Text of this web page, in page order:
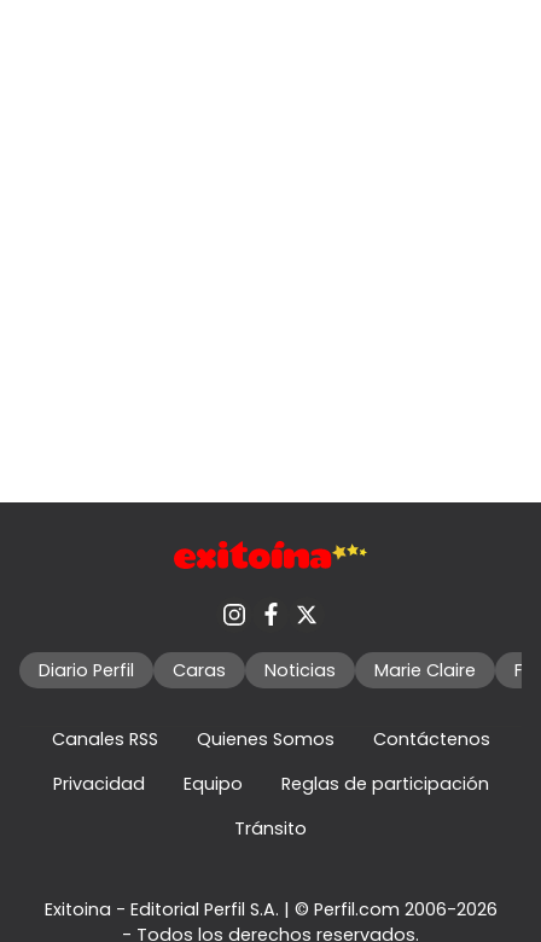
Diario Perfil Caras Noticias Marie Claire
Canales RSS Quienes Somos
Contáctenos
Privacidad
Equipo
Reglas de participación
Tránsito
Exitoina - Editorial Perfil S.A. | © Perfil.com 2006-2026
- Todos los derechos reservados.